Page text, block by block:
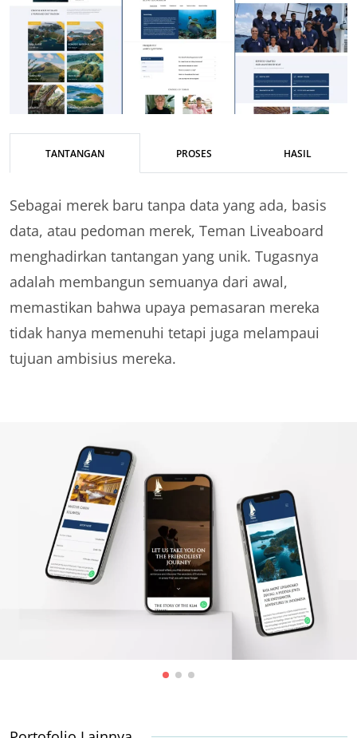
TANTANGAN PROSES HASIL
Sebagai merek baru tanpa data yang ada, basis
data, atau pedoman merek, Teman Liveaboard
menghadirkan tantangan yang unik. Tugasnya
adalah membangun semuanya dari awal,
memastikan bahwa upaya pemasaran mereka
tidak hanya memenuhi tetapi juga melampaui
tujuan ambisius mereka.